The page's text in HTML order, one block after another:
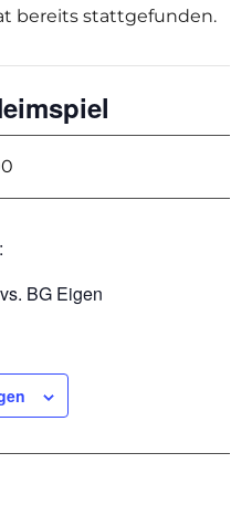
bereits stattgefunden.
BG Eigen